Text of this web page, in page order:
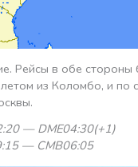
Рейсы в обе
из Коломбо, и по
— DME04:30(+1)
— CMB06:05